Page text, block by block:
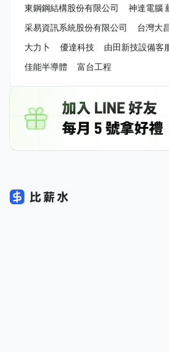
東鋼鋼結構股份有限公司
神達電腦
采易資訊系統股份有限公司
台灣大
大力卜
優達科技
由田新技設備客
佳能半導體
富台工程